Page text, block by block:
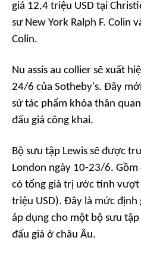
giá 12,4 triệu USD tại
sư New York Ralph F. Colin
Colin.
Nu assis au collier sẽ xuất
24/6 của Sotheby's. Đây
sử tác phẩm khỏa thân
đấu giá công khai.
Bộ sưu tập Lewis sẽ được
London ngày 10-23/6.
có tổng giá trị ước tính
triệu USD). Đây là mức
áp dụng cho một bộ sưu
đấu giá ở châu Âu.